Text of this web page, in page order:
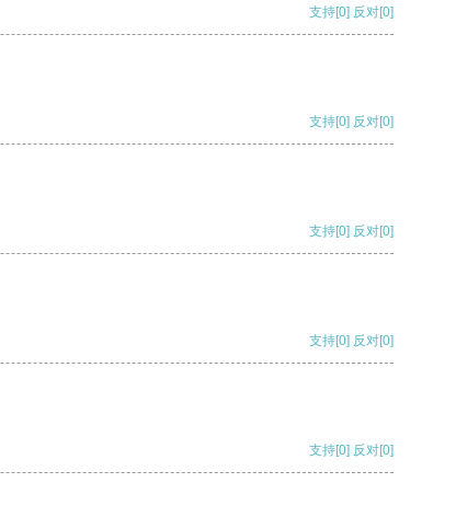
支持[0] 反对[0]
支持[0] 反对[0]
支持[0] 反对[0]
支持[0] 反对[0]
支持[0] 反对[0]